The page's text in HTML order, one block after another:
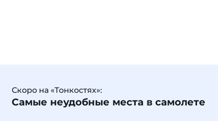
Скоро на «Тонкостях»:
Самые неудобные места в самолете